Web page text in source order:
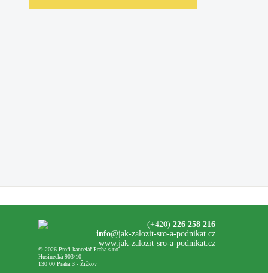
© 2026 Profi-kancelář Praha s.r.o.
Husinecká 903/10
130 00 Praha 3 - Žižkov
(+420) 226 258 216
info@jak-zalozit-sro-a-podnikat.cz
www.jak-zalozit-sro-a-podnikat.cz